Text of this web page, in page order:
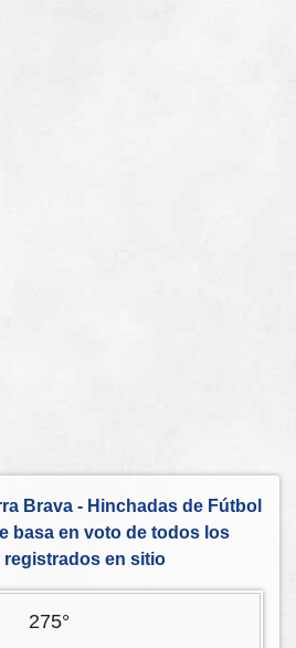
Brava - Hinchadas de Fútbol
basa en voto de todos los
registrados en sitio
275°